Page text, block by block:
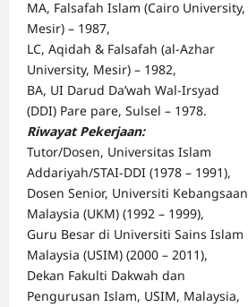
MA, Falsafah Islam (Cairo University,
Mesir) – 1987,
LC, Aqidah & Falsafah (al-Azhar
University, Mesir) – 1982,
BA, UI Darud Da’wah Wal-Irsyad
(DDI) Pare pare, Sulsel – 1978.
Riwayat Pekerjaan:
Tutor/Dosen, Universitas Islam
Addariyah/STAI-DDI (1978 – 1991),
Dosen Senior, Universiti Kebangsaan
Malaysia (UKM) (1992 – 1999),
Guru Besar di Universiti Sains Islam
Malaysia (USIM) (2000 – 2011),
Dekan Fakulti Dakwah dan
Pengurusan Islam, USIM, Malaysia,